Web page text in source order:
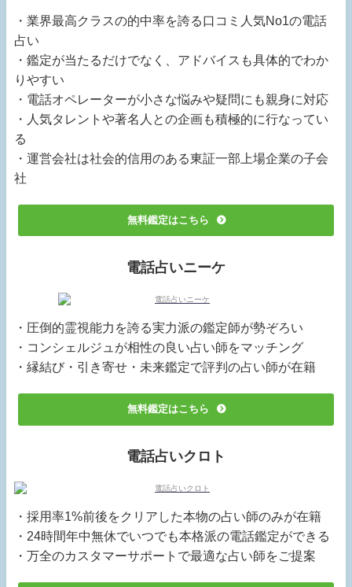
・業界最高クラスの的中率を誇る口コミ人気No1の電話
占い
・鑑定が当たるだけでなく、アドバイスも具体的でわか
りやすい
・電話オペレーターが小さな悩みや疑問にも親身に対応
・人気タレントや著名人との企画も積極的に行なってい
る
・運営会社は社会的信用のある東証一部上場企業の子会
社
無料鑑定はこちら
電話占いニーケ
・圧倒的霊視能力を誇る実力派の鑑定師が勢ぞろい
・コンシェルジュが相性の良い占い師をマッチング
・縁結び・引き寄せ・未来鑑定で評判の占い師が在籍
無料鑑定はこちら
電話占いクロト
・採用率1%前後をクリアした本物の占い師のみが在籍
・24時間年中無休でいつでも本格派の電話鑑定ができる
・万全のカスタマーサポートで最適な占い師をご提案